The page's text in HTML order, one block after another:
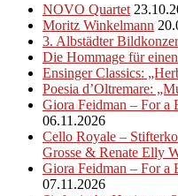
NOVO Quartet
Moritz Winkelmann
3. Albstädter
Die Hommage für
Ensinger Classics:
Poesia d’Oltremare:
Giora Feidman – For a
06.11.2026
Cello Royale –
Grosse & Renate Elly
Giora Feidman – For a
07.11.2026